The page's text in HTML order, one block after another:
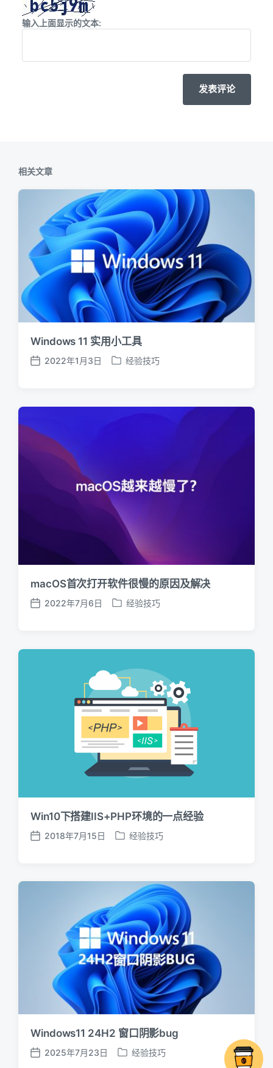
输入上面显示的文本:
相关文章
Windows 11 实用小工具
发
期
2022年1月3日
发
经验技巧
macOS首次打开软件很慢的原因及解决
发
期
2022年7月6日
发
经验技巧
Win10下搭建IIS+PHP环境的一点经验
发
期
2018年7月15日
发
经验技巧
Windows11 24H2 窗口阴影bug
发
2025年7月23日
发
经验技巧